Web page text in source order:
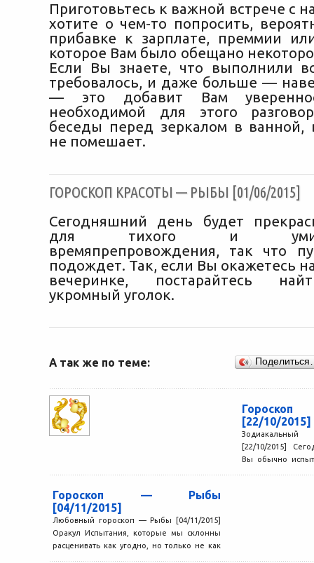
Приготовьтесь к важной встрече с
хотите о чем-то попросить,
прибавке к зарплате, преммии
которое Вам было обещано
Если Вы знаете, что выполнили
требовалось, и даже больше —
— это добавит Вам
необходимой для этого
беседы перед зеркалом в ванной,
не помешает.
ГОРОСКОП КРАСОТЫ — РЫБЫ [01/06/2015]
Сегодняшний день будет
для тихого и
времяпрепровождения, так что
подождет. Так, если Вы окажетесь
вечеринке, постарайтесь
укромный уголок.
А так же по теме:
[22/10/2015]
[22/10/2015]
Вы обычно
Гороскоп — Рыбы
[04/11/2015]
Любовный гороскоп — Рыбы [04/11/2015]
Оракул Испытания, которые мы склонны
расценивать как угодно, но только не как